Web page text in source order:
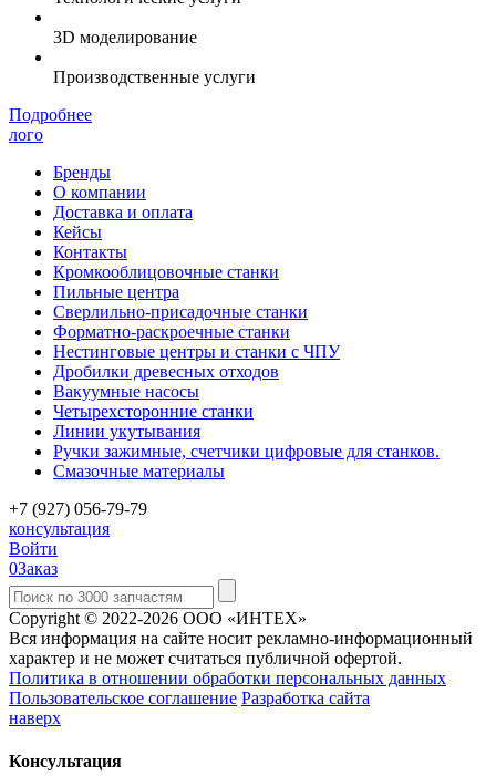
3D моделирование
Производственные услуги
Подробнее
лого
Бренды
О компании
Доставка и оплата
Кейсы
Контакты
Кромкооблицовочные станки
Пильные центра
Сверлильно-присадочные станки
Форматно-раскроечные станки
Нестинговые центры и станки с ЧПУ
Дробилки древесных отходов
Вакуумные насосы
Четырехсторонние станки
Линии укутывания
Ручки зажимные, счетчики цифровые для станков.
Смазочные материалы
+7 (927) 056-79-79
консультация
Войти
0Заказ
Copyright © 2022-2026 ООО «ИНТЕХ»
Вся информация на сайте носит рекламно-информационный
характер и не может считаться публичной офертой.
Политика в отношении обработки персональных данных
Пользовательское соглашение Разработка сайта
наверх
Консультация